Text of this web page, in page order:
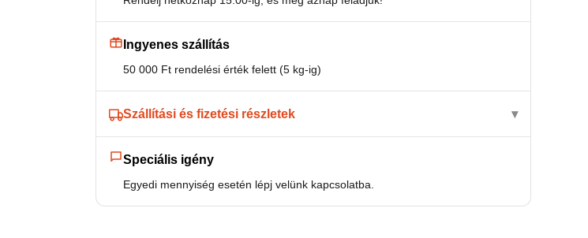
Ingyenes szállítás
50 000 Ft rendelési érték felett (5 kg-ig)
Szállítási és fizetési részletek
Speciális igény
Egyedi mennyiség esetén lépj velünk kapcsolatba.